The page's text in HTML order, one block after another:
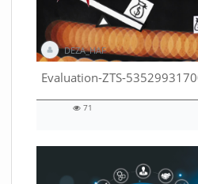
DEZA_HAF
05:33 duration
71